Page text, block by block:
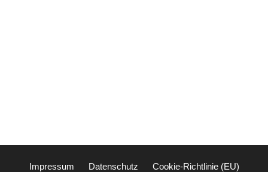
Impressum Datenschutz Cookie-Richtlinie (EU)